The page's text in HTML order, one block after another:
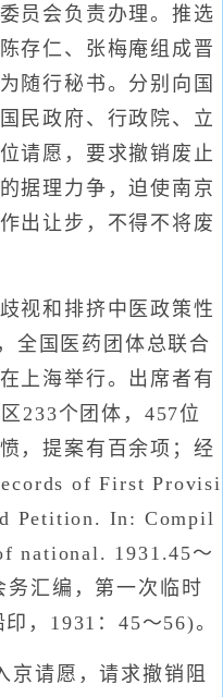
员会负责办理。推选
存仁、张梅庵组成晋
随行秘书。分别向国
民政府、行政院、立
请愿，要求撤销废止
据理力争，迫使南京
出让步，不得不将废
和排挤中医政策性
全国医药团体总联合
上海举行。出席者有
233个团体，457位
，提案有百余项；经
of First Provisi
Petition. In: Compil
national. 1931.45～
务汇编，第一次临时
，1931：45～56)。
请愿，请求撤销阻